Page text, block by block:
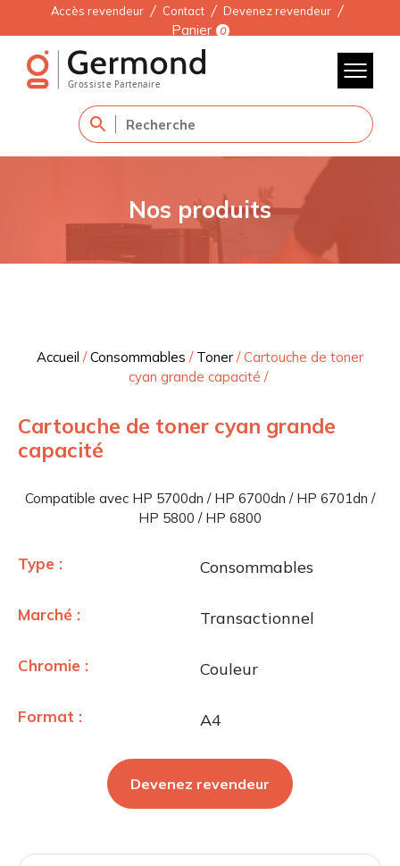
Accès revendeur Contact Devenez revendeur
Panier 0
Nos produits
Accueil /Consommables / Toner /Cartouche de toner
cyan grande capacité /
Cartouche de toner cyan grande
capacité
Compatible avec HP 5700dn / HP 6700dn / HP 6701dn /
HP 5800 / HP 6800
Type : Consommables
Marché : Transactionnel
Chromie : Couleur
Format : A4
Devenez revendeur